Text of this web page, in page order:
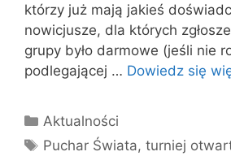
którzy już mają jakieś
nowicjusze, dla których
grupy było darmowe (jeśli nie
podlegającej … Dowiedz się
Kategorie
Aktualności
Tagi
Puchar Świata,turniej